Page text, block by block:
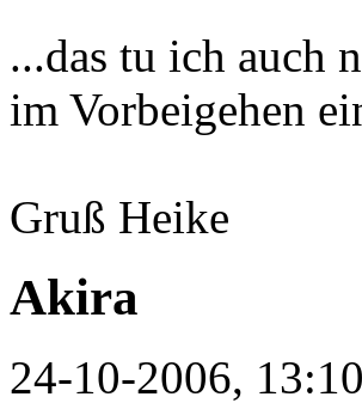
...das tu ich auch
im Vorbeigehen
Gruß Heike
Akira
24-10-2006, 13:10